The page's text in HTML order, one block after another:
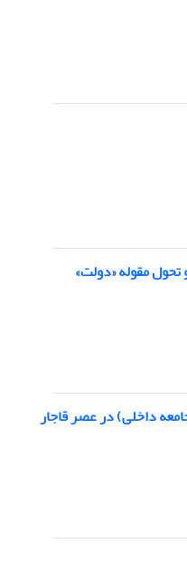
تحول مقوله «دولت»
داخلی) در عصر قاجار